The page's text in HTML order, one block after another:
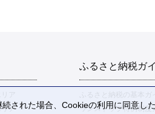
ア
ふるさと納税ガ
ふるさと納税の基本ガ
ワンストップ特例制度
された場合、Cookieの利用に同意し